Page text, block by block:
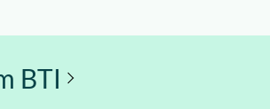
BTI